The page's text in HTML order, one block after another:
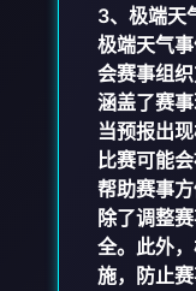
3、极端天
极端天气
会赛事组
涵盖了赛事
当预报出
比赛可能
帮助赛事方
除了调整
全。此外
施，防止赛